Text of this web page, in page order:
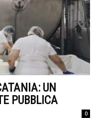
UN
PUBBLICA
0